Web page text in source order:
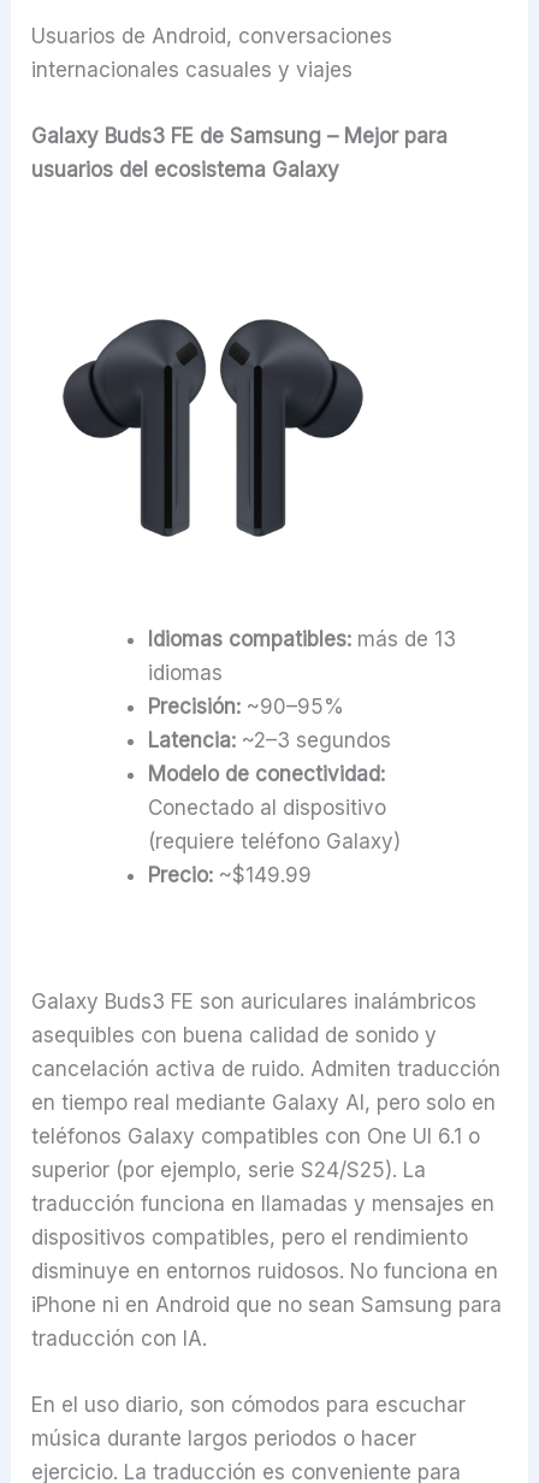
Usuarios de Android, conversaciones
internacionales casuales y viajes
Galaxy Buds3 FE de Samsung – Mejor para
usuarios del ecosistema Galaxy
Idiomas compatibles:más de 13
idiomas
Precisión:~90–95%
Latencia:~2–3 segundos
Modelo de conectividad:
Conectado al dispositivo
(requiere teléfono Galaxy)
Precio:~$149.99
Galaxy Buds3 FE son auriculares inalámbricos
asequibles con buena calidad de sonido y
cancelación activa de ruido. Admiten traducción
en tiempo real mediante Galaxy AI, pero solo en
teléfonos Galaxy compatibles con One UI 6.1 o
superior (por ejemplo, serie S24/S25). La
traducción funciona en llamadas y mensajes en
dispositivos compatibles, pero el rendimiento
disminuye en entornos ruidosos. No funciona en
iPhone ni en Android que no sean Samsung para
traducción con IA.
En el uso diario, son cómodos para escuchar
música durante largos periodos o hacer
ejercicio. La traducción es conveniente para